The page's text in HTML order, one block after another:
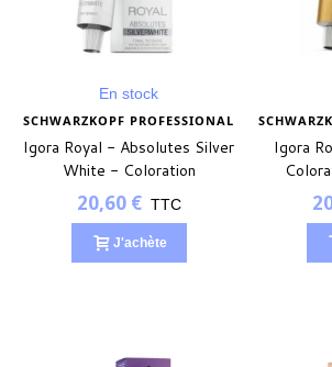
En stock
SCHWARZKOPF PROFESSIONAL
Igora Royal - Absolutes Silver
White - Coloration
permanente
20,60 € TTC
J'achète
Igora